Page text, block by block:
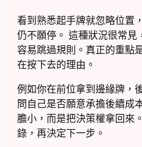
看到熟悉起手牌就忽略位置
仍不願停。 這種狀況很常見
容易跳過規則。真正的重點
在按下去的理由。
例如你在前位拿到邊緣牌，
問自己是否願意承擔後續成
膽小，而是把決策權拿回來
錄，再決定下一步。